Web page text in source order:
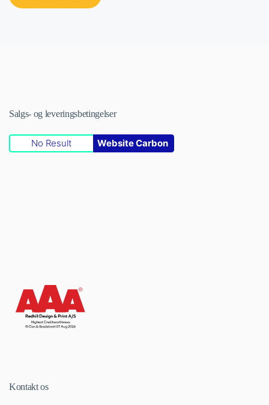
Salgs- og leveringsbetingelser
No Result Website Carbon
Kontakt os